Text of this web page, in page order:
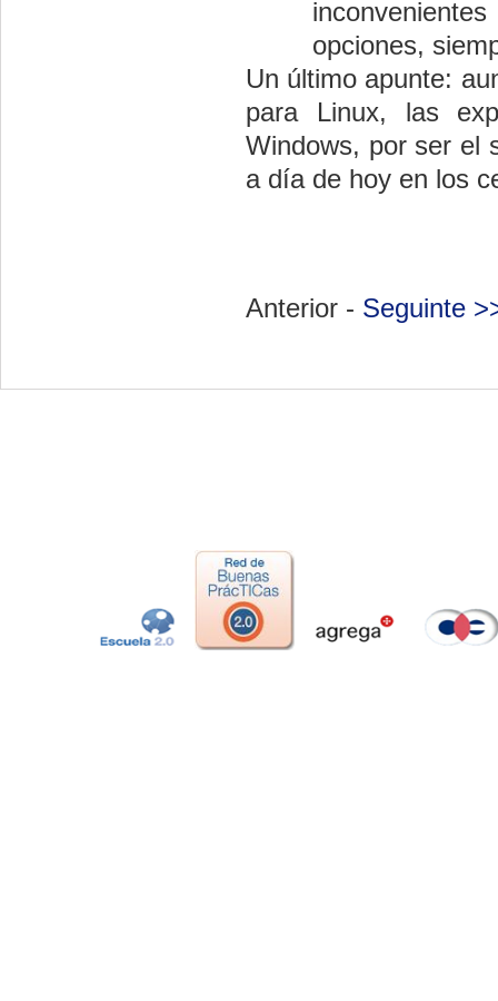
opciones,
Un último apunte:
para Linux, las
Windows, por ser el
a día de hoy en los
Anterior - Seguinte